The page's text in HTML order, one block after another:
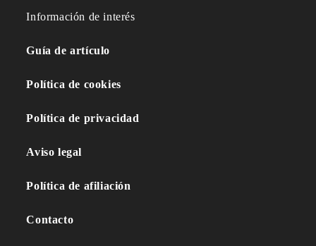
Información de interés
Guía de artículo
Política de cookies
Política de privacidad
Aviso legal
Política de afiliación
Contacto